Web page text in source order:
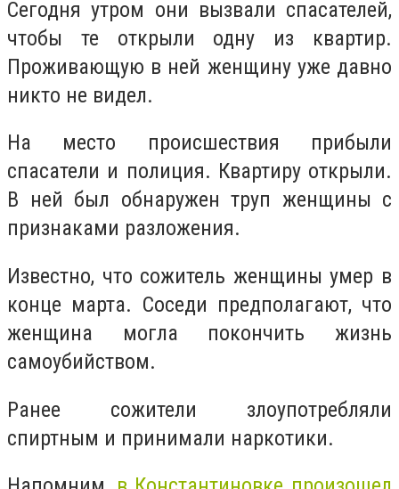
Сегодня утром они вызвали спасателей,
чтобы те открыли одну из квартир.
Проживающую в ней женщину уже давно
никто не видел.
На место происшествия прибыли
спасатели и полиция. Квартиру открыли.
В ней был обнаружен труп женщины с
признаками разложения.
Известно, что сожитель женщины умер в
конце марта. Соседи предполагают, что
женщина могла покончить жизнь
самоубийством.
Ранее сожители злоупотребляли
спиртным и принимали наркотики.